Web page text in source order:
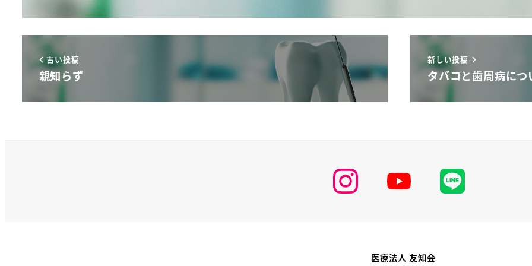
古い投稿
親知らず
新しい投稿
タバコと歯周病につ
医療法人 友知会